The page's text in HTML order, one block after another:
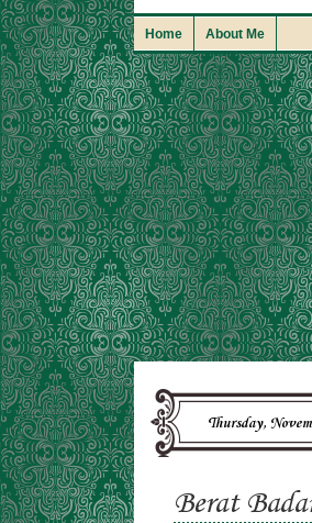
Home About Me
Thursday,
Berat